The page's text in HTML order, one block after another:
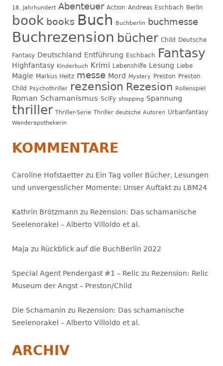
18. Jahrhundert Abenteuer Action Andreas Eschbach Berlin
book books Buch Buchberlin buchmesse
Buchrezension bücher Child Deutsche
Fantasy Deutschland Entführung Eschbach Fantasy
Highfantasy Kinderbuch Krimi Lebenshilfe Lesung Liebe
Magie Markus Heitz messe Mord Mystery Preston Preston
Child Psychothriller rezension Rezesion Rollenspiel
Roman Schamanismus SciFy shopping Spannung
thriller Thriller-Serie Thriller deutsche Autoren Urbanfantasy
Wanderapothekerin
KOMMENTARE
Caroline Hofstaetter zu Ein Tag voller Bücher, Lesungen
und unvergesslicher Momente: Unser Auftakt zu LBM24
Kathrin Brötzmann zu Rezension: Das schamanische
Seelenorakel – Alberto Villoldo et al.
Maja zu Rückblick auf die BuchBerlin 2022
Special Agent Pendergast #1 – Relic zu Rezension: Relic
Museum der Angst – Preston/Child
Die Schamanin zu Rezension: Das schamanische
Seelenorakel – Alberto Villoldo et al.
ARCHIV